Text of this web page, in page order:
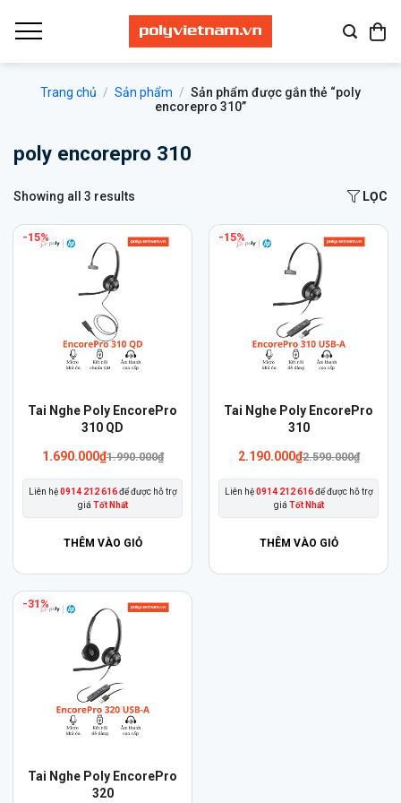
qua
Trang chủ / Sản phẩm / Sản phẩm được gắn thẻ “poly
encorepro 310”
poly encorepro 310
Showing all 3 results LỌC
-15%
Tai Nghe Poly EncorePro
310 QD
1.990.000₫
Giá
1.990.000₫.
1.690.000₫Giá
là:
1.690.000₫.
Liên hệ0914 212 616để được hỗ trợ
giá Tốt Nhất
THÊM VÀO GIỎ
-15%
Tai Nghe Poly EncorePro
310
2.190.000₫2.590.000₫
Liên hệ0914 212 616để được hỗ trợ
giá Tốt Nhất
THÊM VÀO GIỎ
Sản
nhiều
biến
-31%
Tai Nghe Poly EncorePro
320
Sản